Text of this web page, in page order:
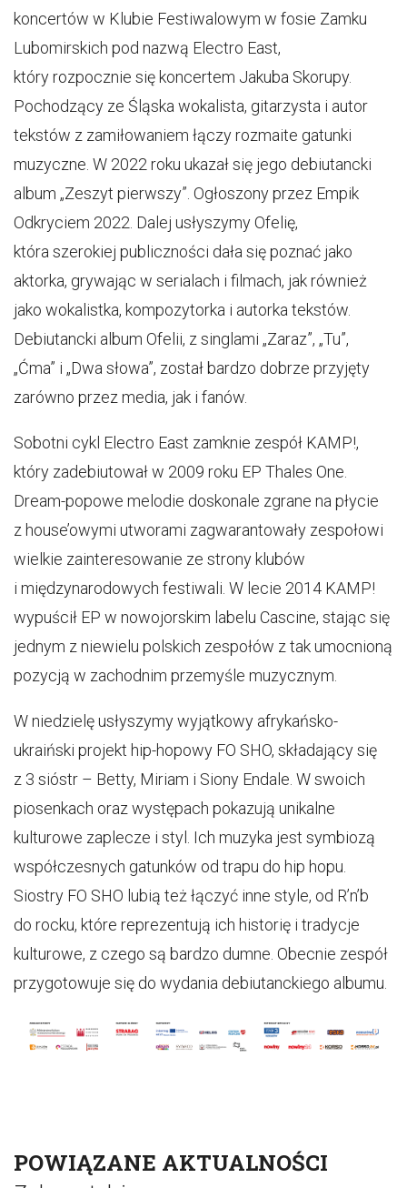
koncertów w Klubie Festiwalowym w fosie Zamku
Lubomirskich pod nazwą Electro East,
który rozpocznie się koncertem Jakuba Skorupy.
Pochodzący ze Śląska wokalista, gitarzysta i autor
tekstów z zamiłowaniem łączy rozmaite gatunki
muzyczne. W 2022 roku ukazał się jego debiutancki
album „Zeszyt pierwszy”. Ogłoszony przez Empik
Odkryciem 2022. Dalej usłyszymy Ofelię,
która szerokiej publiczności dała się poznać jako
aktorka, grywając w serialach i filmach, jak również
jako wokalistka, kompozytorka i autorka tekstów.
Debiutancki album Ofelii, z singlami „Zaraz”, „Tu”,
„Ćma” i „Dwa słowa”, został bardzo dobrze przyjęty
zarówno przez media, jak i fanów.
Sobotni cykl Electro East zamknie zespół KAMP!,
który zadebiutował w 2009 roku EP Thales One.
Dream-popowe melodie doskonale zgrane na płycie
z house’owymi utworami zagwarantowały zespołowi
wielkie zainteresowanie ze strony klubów
i międzynarodowych festiwali. W lecie 2014 KAMP!
wypuścił EP w nowojorskim labelu Cascine, stając się
jednym z niewielu polskich zespołów z tak umocnioną
pozycją w zachodnim przemyśle muzycznym.
W niedzielę usłyszymy wyjątkowy afrykańsko-
ukraiński projekt hip-hopowy FO SHO, składający się
z 3 sióstr – Betty, Miriam i Siony Endale. W swoich
piosenkach oraz występach pokazują unikalne
kulturowe zaplecze i styl. Ich muzyka jest symbiozą
współczesnych gatunków od trapu do hip hopu.
Siostry FO SHO lubią też łączyć inne style, od R’n’b
do rocku, które reprezentują ich historię i tradycje
kulturowe, z czego są bardzo dumne. Obecnie zespół
przygotowuje się do wydania debiutanckiego albumu.
POWIĄZANE AKTUALNOŚCI